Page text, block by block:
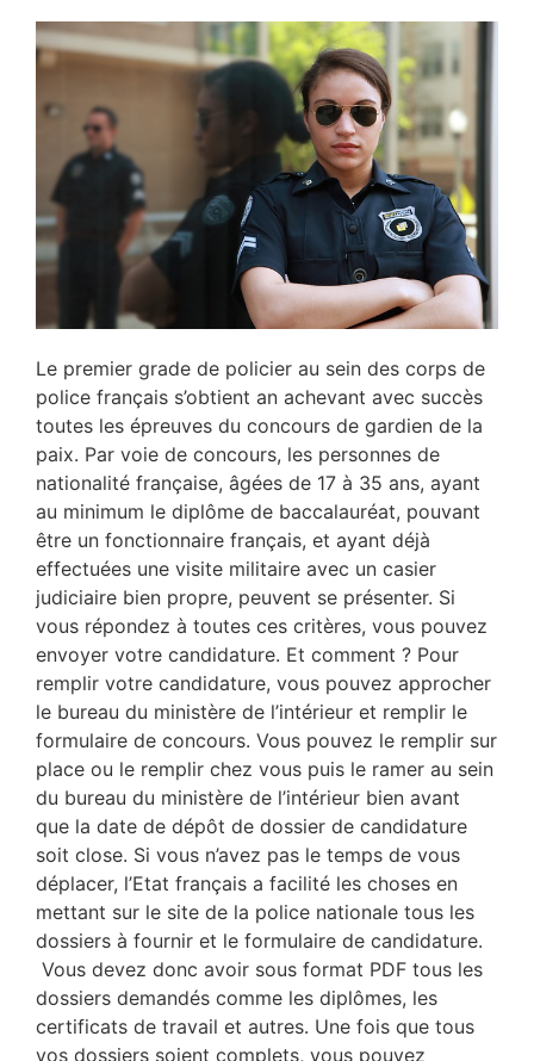
Le premier grade de policier au sein des corps de
police français s’obtient an achevant avec succès
toutes les épreuves du concours de gardien de la
paix. Par voie de concours, les personnes de
nationalité française, âgées de 17 à 35 ans, ayant
au minimum le diplôme de baccalauréat, pouvant
être un fonctionnaire français, et ayant déjà
effectuées une visite militaire avec un casier
judiciaire bien propre, peuvent se présenter. Si
vous répondez à toutes ces critères, vous pouvez
envoyer votre candidature. Et comment ? Pour
remplir votre candidature, vous pouvez approcher
le bureau du ministère de l’intérieur et remplir le
formulaire de concours. Vous pouvez le remplir sur
place ou le remplir chez vous puis le ramer au sein
du bureau du ministère de l’intérieur bien avant
que la date de dépôt de dossier de candidature
soit close. Si vous n’avez pas le temps de vous
déplacer, l’Etat français a facilité les choses en
mettant sur le site de la police nationale tous les
dossiers à fournir et le formulaire de candidature.
Vous devez donc avoir sous format PDF tous les
dossiers demandés comme les diplômes, les
certificats de travail et autres. Une fois que tous
vos dossiers soient complets, vous pouvez